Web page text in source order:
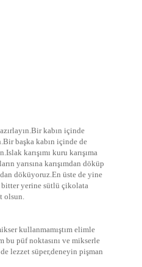
kabın içinde
başka kabın içinde de
karışımı kuru karışıma
yarısına karışımdan döküp
döküyoruz.En üste de yine
yerine sütlü çikolata
olsun.
kullanmamıştım elimle
bu püf noktasını ve mikserle
lezzet süper,deneyin pişman